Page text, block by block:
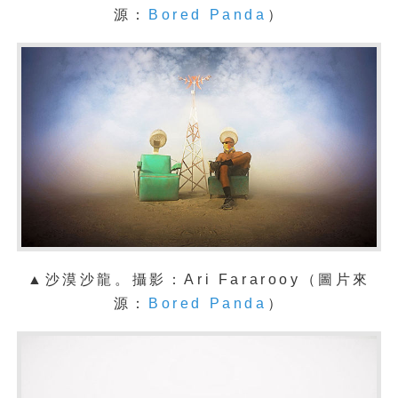
源：
Bored Panda ）
▲沙漠沙龍 。攝影：Ari Fararooy
（圖片來
源：
Bored Panda ）